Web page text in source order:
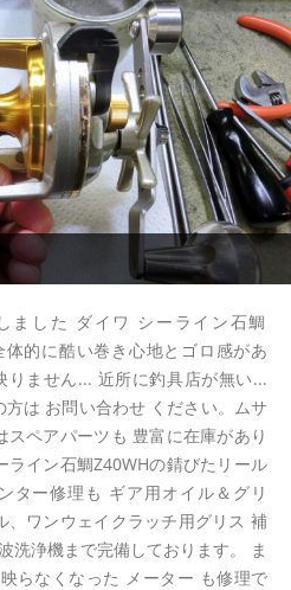
ました ダイワ シーライン石鯛
的に酷い巻き心地とゴロ感があ
りません... 近所に釣具店が無い...
は お問い合わせ ください。ムサ
ペアパーツも 豊富に在庫があり
ライン石鯛Z40WHの錆びたリール
ター修理も ギア用オイル＆グリ
、ワンウェイクラッチ用グリス 補
洗浄機まで完備しております。 ま
らなくなった メーター も修理で